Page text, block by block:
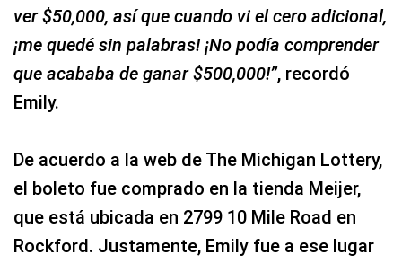
ver $50,000, así que cuando vi el cero adicional,
¡me quedé sin palabras! ¡No podía comprender
que acababa de ganar $500,000!”, recordó
Emily.
De acuerdo a la web de The Michigan Lottery,
el boleto fue comprado en la tienda Meijer,
que está ubicada en 2799 10 Mile Road en
Rockford. Justamente, Emily fue a ese lugar